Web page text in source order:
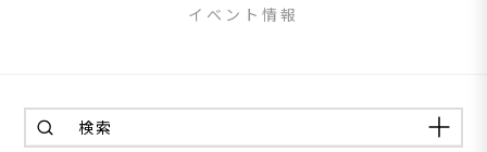
イベント情報
検索